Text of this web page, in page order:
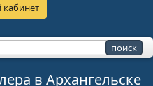
в Архангельске